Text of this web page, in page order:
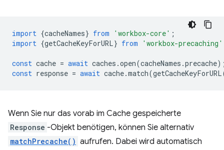
import {cacheNames} from 'workbox-core' ;
import {getCacheKeyForURL} from 'workbox-precaching'
const cache = await caches .open(cacheNames .precache
const response = await cache.match(getCacheKeyForURL
Wenn Sie nur das vorab im Cache gespeicherte
Response -Objekt benötigen, können Sie alternativ
matchPrecache() aufrufen. Dabei wird automatisch